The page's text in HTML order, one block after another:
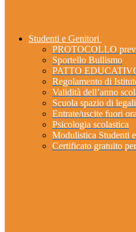
Studenti e Genitori
PROTOCOLLO
Sportello Bullismo
PATTO
Regolamento di
Validità dell’anno
Scuola spazio di
Entrate/uscite fuori
Psicologia scolastica
Modulistica Studenti
Certificato gratuito